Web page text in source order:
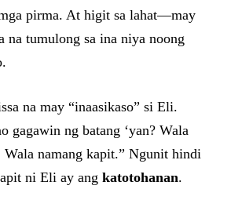
pirma. At higit sa lahat—may
na tumulong sa ina niya noong
na may “inaasikaso” si Eli.
gagawin ng batang ‘yan? Wala
Wala namang kapit.” Ngunit hindi
ni Eli ay ang katotohanan.